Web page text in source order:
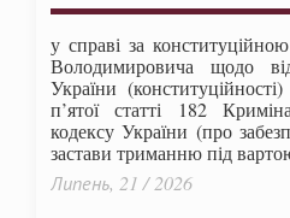
у справі за
Володимировича щодо
України
п’ятої статті 182
кодексу України (про
застави триманню під
Липень, 21 / 2026